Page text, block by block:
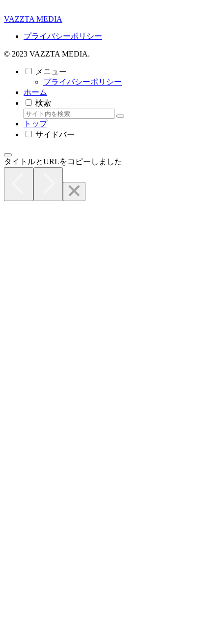
VAZZTA MEDIA
プライバシーポリシー
© 2023 VAZZTA MEDIA.
メニュー
プライバシーポリシー
ホーム
検索
トップ
サイドバー
タイトルとURLをコピーしました